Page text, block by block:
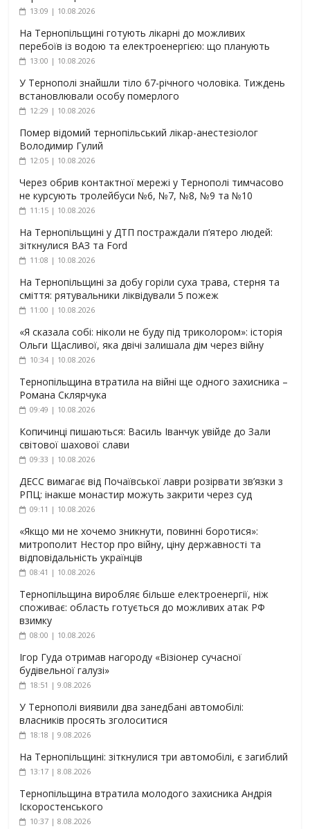
13:09 | 10.08.2026
На Тернопільщині готують лікарні до можливих
перебоїв із водою та електроенергією: що планують
13:00 | 10.08.2026
У Тернополі знайшли тіло 67-річного чоловіка. Тиждень
встановлювали особу померлого
12:29 | 10.08.2026
Помер відомий тернопільський лікар-анестезіолог
Володимир Гулий
12:05 | 10.08.2026
Через обрив контактної мережі у Тернополі тимчасово
не курсують тролейбуси №6, №7, №8, №9 та №10
11:15 | 10.08.2026
На Тернопільщині у ДТП постраждали п’ятеро людей:
зіткнулися ВАЗ та Ford
11:08 | 10.08.2026
На Тернопільщині за добу горіли суха трава, стерня та
сміття: рятувальники ліквідували 5 пожеж
11:00 | 10.08.2026
«Я сказала собі: ніколи не буду під триколором»: історія
Ольги Щасливої, яка двічі залишала дім через війну
10:34 | 10.08.2026
Тернопільщина втратила на війні ще одного захисника –
Романа Склярчука
09:49 | 10.08.2026
Копичинці пишаються: Василь Іванчук увійде до Зали
світової шахової слави
09:33 | 10.08.2026
ДЕСС вимагає від Почаївської лаври розірвати зв’язки з
РПЦ: інакше монастир можуть закрити через суд
09:11 | 10.08.2026
«Якщо ми не хочемо зникнути, повинні боротися»:
митрополит Нестор про війну, ціну державності та
відповідальність українців
08:41 | 10.08.2026
Тернопільщина виробляє більше електроенергії, ніж
споживає: область готується до можливих атак РФ
взимку
08:00 | 10.08.2026
Ігор Гуда отримав нагороду «Візіонер сучасної
будівельної галузі»
18:51 | 9.08.2026
У Тернополі виявили два занедбані автомобілі:
власників просять зголоситися
18:18 | 9.08.2026
На Тернопільщині: зіткнулися три автомобілі, є загиблий
13:17 | 8.08.2026
Тернопільщина втратила молодого захисника Андрія
Іскоростенського
10:37 | 8.08.2026